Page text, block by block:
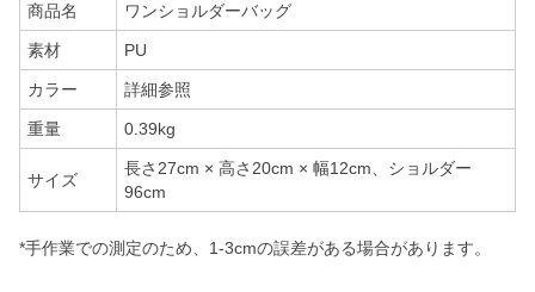
商品名 ワンショルダーバッグ
素材 PU
カラー 詳細参照
重量 0.39kg
サイズ
長さ27cm × 高さ20cm × 幅12cm、ショルダー
96cm
*手作業での測定のため、1-3cmの誤差がある場合があります。